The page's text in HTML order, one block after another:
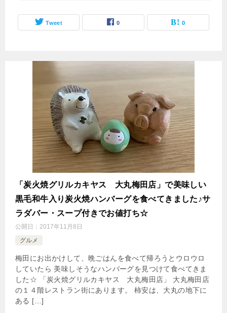
Tweet 0 0
「炭火焼グリルカキヤス 大丸梅田店」で美味しい
黒毛和牛入り炭火焼ハンバーグを食べてきました♪サ
ラダバー・スープ付きでお値打ち☆
公開日： 2017年11月8日
グルメ
梅田にお出かけして、晩ごはんを食べて帰ろうとウロウロ
していたら 美味しそうなハンバーグを見つけて食べてきま
した☆ 「炭火焼グリルカキヤス 大丸梅田店」 大丸梅田店
の１４階レストラン街にあります。 柿安は、大丸の地下に
ある […]